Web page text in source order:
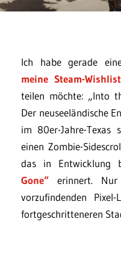
Ich habe gerade
meine Steam-
teilen möchte: „Into
Der neuseeländische
im 80er-Jahre-Texas
einen Zombie-
das in Entwicklung
Gone“ erinnert.
vorzufindenden
fortgeschritteneren